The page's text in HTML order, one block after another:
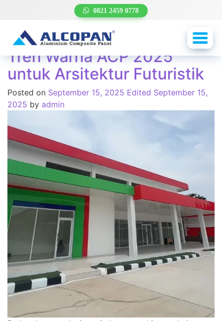
0821 2459 0778
Month:September
2025
Tren Warna ACP 2025
untuk Arsitektur Futuristik
Posted on September 15, 2025 Edited September 15,
2025 by admin